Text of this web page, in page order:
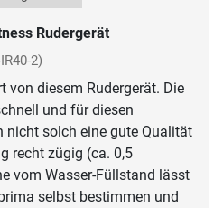
Rudergerät
2)
von diesem Rudergerät. Die
und für diesen
nicht solch eine gute Qualität
recht zügig (ca. 0,5
vom Wasser-Füllstand lässt
selbst bestimmen und